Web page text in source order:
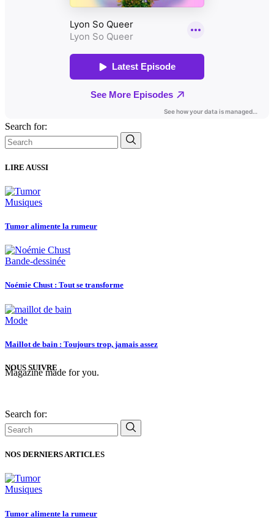
Search for:
LIRE AUSSI
Musiques
Tumor alimente la rumeur
Bande-dessinée
Noémie Chust : Tout se transforme
Mode
Maillot de bain : Toujours trop, jamais assez
NOUS SUIVRE
Magazine made for you.
Search for:
NOS DERNIERS ARTICLES
Musiques
Tumor alimente la rumeur